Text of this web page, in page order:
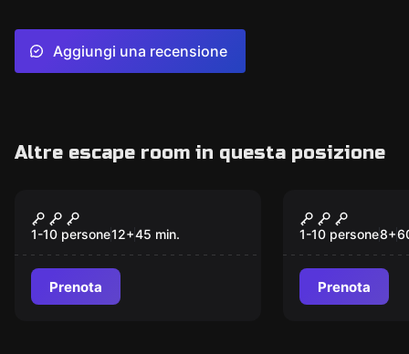
Aggiungi una recensione
Altre escape room in questa posizione
Zombie Moon
1-10 persone12+45 min.
Prenota
1-10 persone8+
Prenota